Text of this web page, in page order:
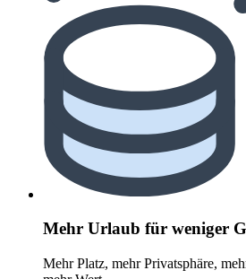
Mehr Urlaub für weniger
Mehr Platz, mehr Privatsphäre,